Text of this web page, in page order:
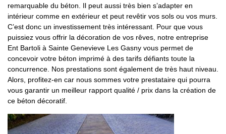
remarquable du béton. Il peut aussi très bien s’adapter en
intérieur comme en extérieur et peut revêtir vos sols ou vos murs.
C’est donc un investissement très intéressant. Pour que vous
puissiez vous offrir la décoration de vos rêves, notre entreprise
Ent Bartoli à Sainte Genevieve Les Gasny vous permet de
concevoir votre béton imprimé à des tarifs défiants toute la
concurrence. Nos prestations sont également de très haut niveau.
Alors, profitez-en car nous sommes votre prestataire qui pourra
vous garantir un meilleur rapport qualité / prix dans la création de
ce béton décoratif.